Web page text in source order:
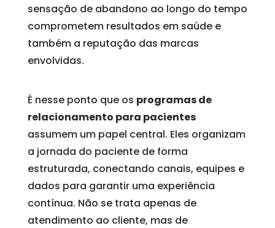
sensação de abandono ao longo do tempo
comprometem resultados em saúde e
também a reputação das marcas
envolvidas.
É nesse ponto que os programas de
relacionamento para pacientes
assumem um papel central. Eles organizam
a jornada do paciente de forma
estruturada, conectando canais, equipes e
dados para garantir uma experiência
contínua. Não se trata apenas de
atendimento ao cliente, mas de